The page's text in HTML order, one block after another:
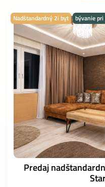
Nadštandardný 2i byt bývanie
Predaj